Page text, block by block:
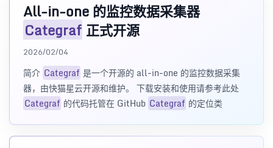
All-in-one 的监控数据采集器
Categraf 正式开源
2026/02/04
简介 Categraf 是一个开源的 all-in-one 的监控数据采集
器，由快猫星云开源和维护。 下载安装和使用请参考此处
Categraf 的代码托管在 GitHub Categraf 的定位类